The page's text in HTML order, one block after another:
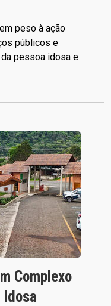
peso à ação
públicos e
pessoa idosa e
Complexo
Idosa